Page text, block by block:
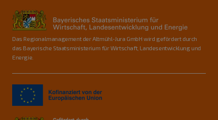
Das Regionalmanagement der Altmühl-Jura GmbH wird gefördert durch
das Bayerische Staatsministerium für Wirtschaft, Landesentwicklung und
Energie.